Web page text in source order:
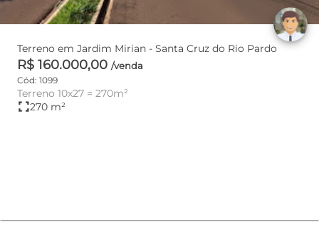
Terreno em Jardim Mirian - Santa Cruz do Rio Pardo
R$ 160.000,00 /venda
Cód: 1099
Terreno 10x27 = 270m²
fullscreen270 m²